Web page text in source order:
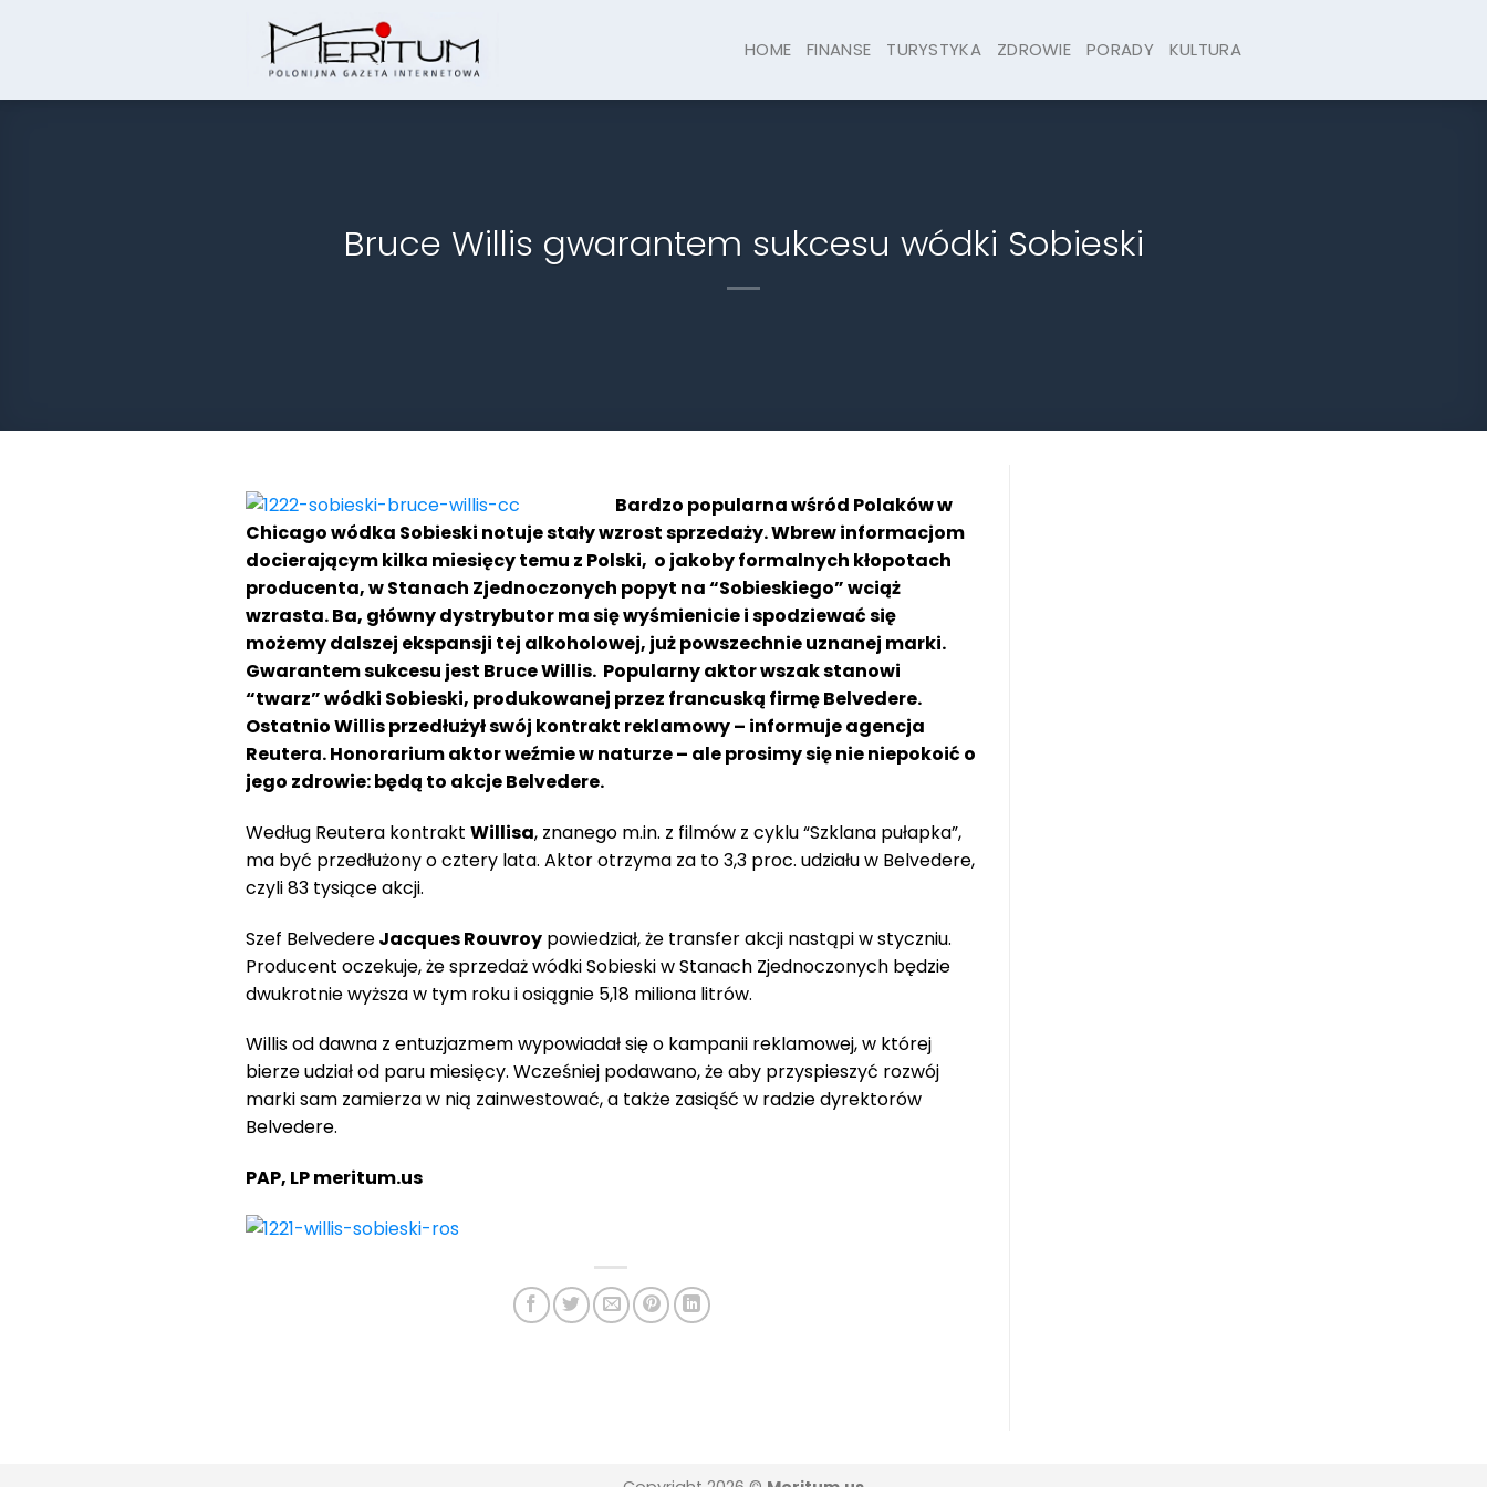
HOME FINANSE TURYSTYKA ZDROWIE PORADY KULTURA
Bruce Willis gwarantem sukcesu wódki Sobieski
Bardzo popularna wśród Polaków w
Chicago wódka Sobieski notuje stały wzrost sprzedaży. Wbrew informacjom
docierającym kilka miesięcy temu z Polski, o jakoby formalnych kłopotach
producenta, w Stanach Zjednoczonych popyt na “Sobieskiego” wciąż
wzrasta. Ba, główny dystrybutor ma się wyśmienicie i spodziewać się
możemy dalszej ekspansji tej alkoholowej, już powszechnie uznanej marki.
Gwarantem sukcesu jest Bruce Willis. Popularny aktor wszak stanowi
“twarz” wódki Sobieski, produkowanej przez francuską firmę Belvedere.
Ostatnio Willis przedłużył swój kontrakt reklamowy – informuje agencja
Reutera. Honorarium aktor weźmie w naturze – ale prosimy się nie niepokoić o
jego zdrowie: będą to akcje Belvedere.
Według Reutera kontrakt Willisa, znanego m.in. z filmów z cyklu “Szklana pułapka”,
ma być przedłużony o cztery lata. Aktor otrzyma za to 3,3 proc. udziału w Belvedere,
czyli 83 tysiące akcji.
Szef BelvedereJacques Rouvroy powiedział, że transfer akcji nastąpi w styczniu.
Producent oczekuje, że sprzedaż wódki Sobieski w Stanach Zjednoczonych będzie
dwukrotnie wyższa w tym roku i osiągnie 5,18 miliona litrów.
Willis od dawna z entuzjazmem wypowiadał się o kampanii reklamowej, w której
bierze udział od paru miesięcy. Wcześniej podawano, że aby przyspieszyć rozwój
marki sam zamierza w nią zainwestować, a także zasiąść w radzie dyrektorów
Belvedere.
PAP, LP meritum.us